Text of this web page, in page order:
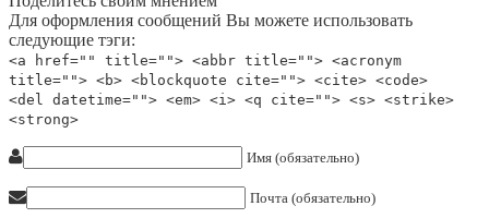
Для оформления сообщений Вы можете использовать
следующие тэги:
<a href="" title=""> <abbr title=""> <acronym
title=""> <b> <blockquote cite=""> <cite> <code>
<del datetime=""> <em> <i> <q cite=""> <s> <strike>
<strong>
Имя (обязательно)
Почта (обязательно)